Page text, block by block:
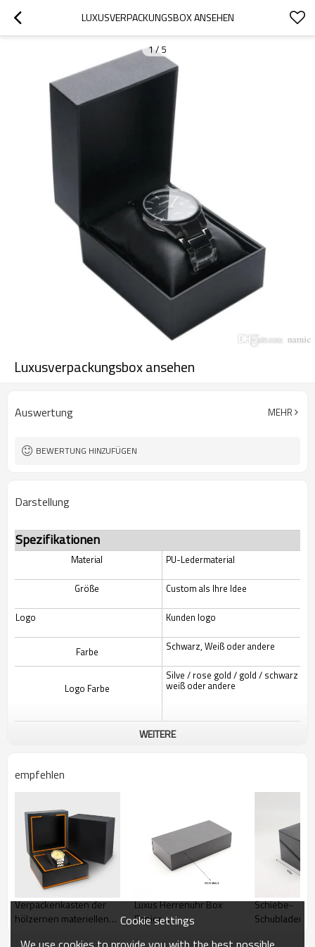
LUXUSVERPACKUNGSBOX ANSEHEN
1/5
Luxusverpackungsbox ansehen
Auswertung MEHR
BEWERTUNG HINZUFÜGEN
Darstellung
Spezifikationen
Material PU-Ledermaterial
Größe Custom als Ihre Idee
Logo Kunden logo
Farbe Schwarz, Weiß oder andere
Logo Farbe
Silve / rose gold / gold / schwarz /
weiß oder andere
WEITERE
empfehlen
Verpackenkasten der
hölzernen materiellen
Luxus Herrenuhr Box
Papier
Schiebe-
Cookie settings